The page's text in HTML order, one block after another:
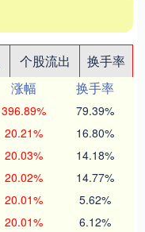
个股流出
换手率
涨幅
换手率
396.89% 79.39%
20.21% 16.80%
20.03% 14.18%
20.02% 14.77%
20.01% 5.62%
20.01% 6.12%